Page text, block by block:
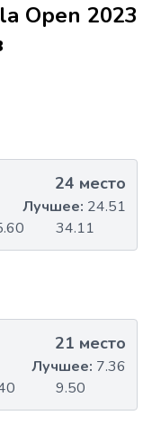
Open 2023
24 место
34.11
Лучшее: 24.51
21 место
9.50
Лучшее: 7.36